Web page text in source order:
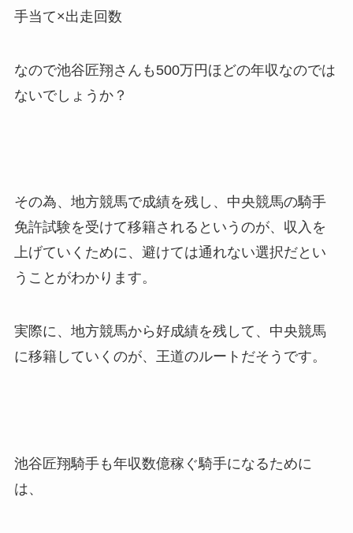
手当て×出走回数
なので池谷匠翔さんも500万円ほどの年収なのでは
ないでしょうか？
その為、地方競馬で成績を残し、中央競馬の騎手
免許試験を受けて移籍されるというのが、収入を
上げていくために、避けては通れない選択だとい
うことがわかります。
実際に、地方競馬から好成績を残して、中央競馬
に移籍していくのが、王道のルートだそうです。
池谷匠翔騎手も年収数億稼ぐ騎手になるために
は、